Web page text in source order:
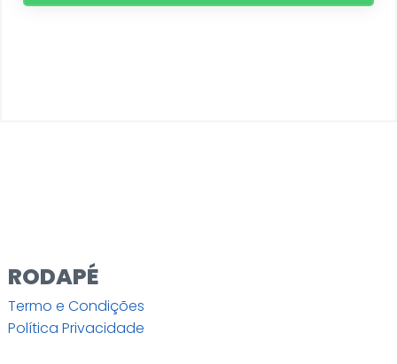
RODAPÉ
Termo e Condições
Política Privacidade